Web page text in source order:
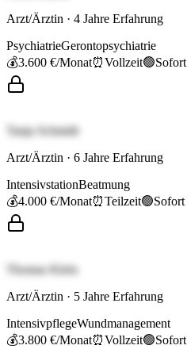
Arzt/Ärztin · 4 Jahre Erfahrung
PsychiatrieGerontopsychiatrie
💰3.600 €/Monat⏰Vollzeit🟢Sofort
Tanja Schmidt
Arzt/Ärztin · 6 Jahre Erfahrung
IntensivstationBeatmung
💰4.000 €/Monat⏰Teilzeit🟢Sofort
Thomas Klein
Arzt/Ärztin · 5 Jahre Erfahrung
IntensivpflegeWundmanagement
💰3.800 €/Monat⏰Vollzeit🟢Sofort